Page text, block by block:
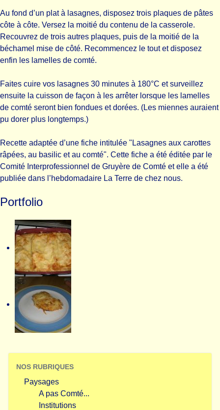
Au fond d’un plat à lasagnes, disposez trois plaques de pâtes
côte à côte. Versez la moitié du contenu de la casserole.
Recouvrez de trois autres plaques, puis de la moitié de la
béchamel mise de côté. Recommencez le tout et disposez
enfin les lamelles de comté.
Faites cuire vos lasagnes 30 minutes à 180°C et surveillez
ensuite la cuisson de façon à les arrêter lorsque les lamelles
de comté seront bien fondues et dorées. (Les miennes auraient
pu dorer plus longtemps.)
Recette adaptée d’une fiche intitulée "Lasagnes aux carottes
râpées, au basilic et au comté". Cette fiche a été éditée par le
Comité Interprofessionnel de Gruyère de Comté et elle a été
publiée dans l’hebdomadaire La Terre de chez nous.
Portfolio
NOS RUBRIQUES
Paysages
A pas Comté...
Institutions